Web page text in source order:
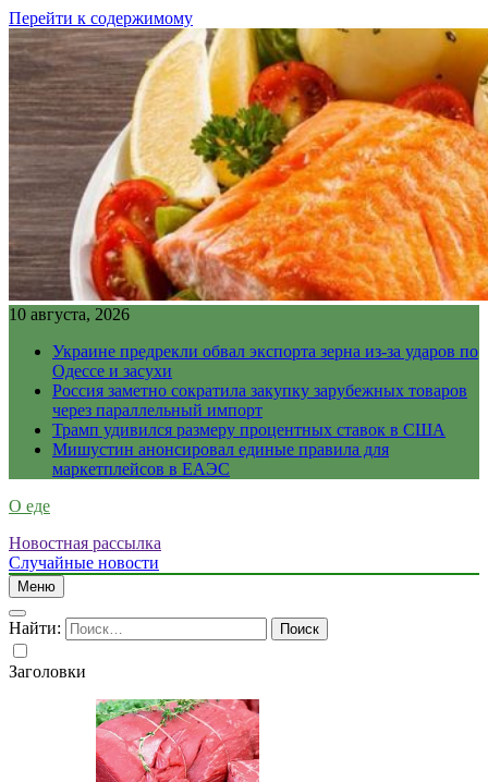
Перейти к содержимому
10 августа, 2026
Украине предрекли обвал экспорта зерна из-за ударов по
Одессе и засухи
Россия заметно сократила закупку зарубежных товаров
через параллельный импорт
Трамп удивился размеру процентных ставок в США
Мишустин анонсировал единые правила для
маркетплейсов в ЕАЭС
О еде
Новостная рассылка
Случайные новости
Меню
Найти:
Заголовки